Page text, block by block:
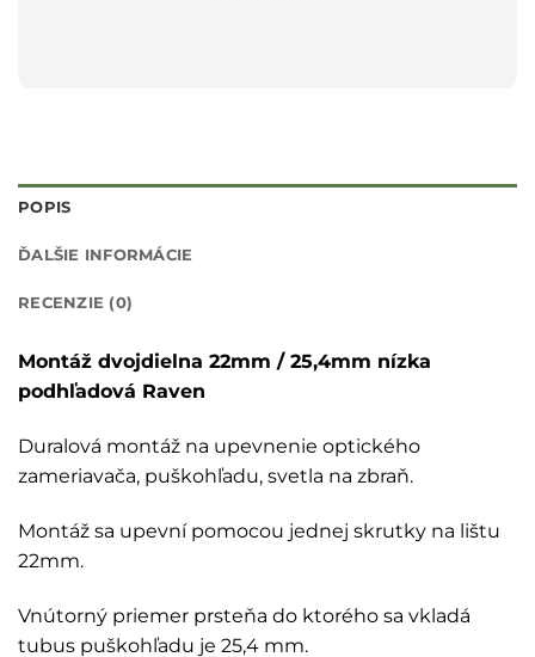
POPIS
ĎALŠIE INFORMÁCIE
RECENZIE (0)
Montáž dvojdielna 22mm / 25,4mm nízka
podhľadová Raven
Duralová montáž na upevnenie optického
zameriavača, puškohľadu, svetla na zbraň.
Montáž sa upevní pomocou jednej skrutky na lištu
22mm.
Vnútorný priemer prsteňa do ktorého sa vkladá
tubus puškohľadu je 25,4 mm.